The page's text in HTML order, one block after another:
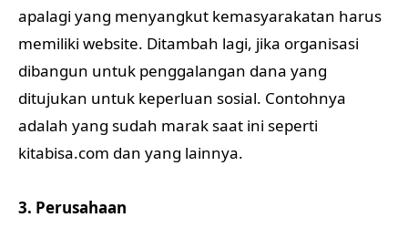
apalagi yang menyangkut kemasyarakatan harus
memiliki website. Ditambah lagi, jika organisasi
dibangun untuk penggalangan dana yang
ditujukan untuk keperluan sosial. Contohnya
adalah yang sudah marak saat ini seperti
kitabisa.com dan yang lainnya.
3. Perusahaan